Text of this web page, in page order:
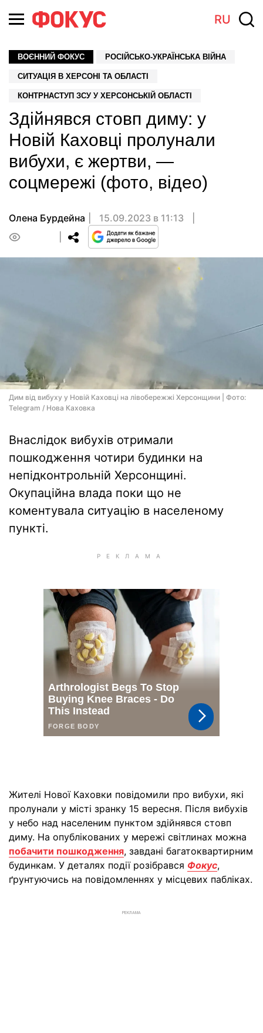
RU
ВОЄННИЙ ФОКУС РОСІЙСЬКО-УКРАЇНСЬКА ВІЙНА
СИТУАЦІЯ В ХЕРСОНІ ТА ОБЛАСТІ
КОНТРНАСТУП ЗСУ У ХЕРСОНСЬКІЙ ОБЛАСТІ
Здійнявся стовп диму: у
Новій Каховці пролунали
вибухи, є жертви, —
соцмережі (фото, відео)
Олена Бурдейна
15.09.2023 в 11:13
Дим від вибуху у Новій Каховці на лівобережжі Херсонщини | Фото:
Telegram / Нова Каховка
Внаслідок вибухів отримали
пошкодження чотири будинки на
непідконтрольній Херсонщині.
Окупаційна влада поки що не
коментувала ситуацію в населеному
пункті.
Жителі Нової Каховки повідомили про вибухи, які
пролунали у місті зранку 15 вересня. Після вибухів
у небо над населеним пунктом здійнявся стовп
диму. На опублікованих у мережі світлинах можна
побачити пошкодження, завдані багатоквартирним
будинкам. У деталях події розібрався Фокус,
ґрунтуючись на повідомленнях у місцевих пабліках.
РЕКЛАМА